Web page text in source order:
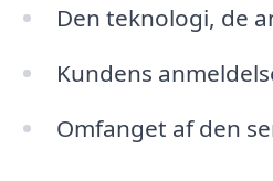
Den teknologi, de
Kundens
Omfanget af den